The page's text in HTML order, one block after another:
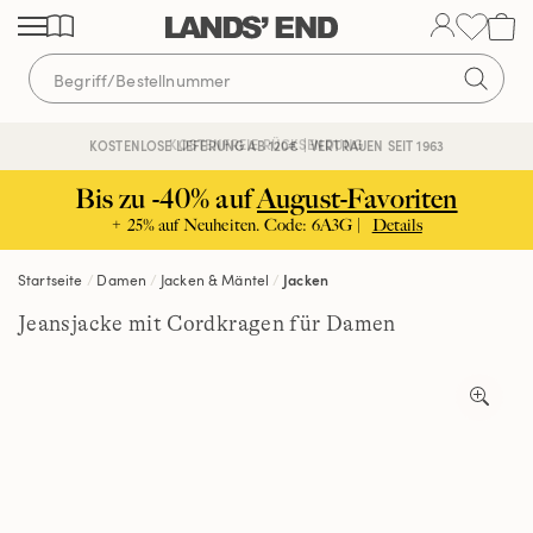
Direkt
zum
Inhalt
Direkt
zur
Navigation
Direkt
zur
Suche
KOSTENLOSE LIEFERUNG AB 120€ | VERTRAUEN SEIT 1963
KOSTENFREIE RÜCKSENDUNG
Bis zu -40% aufAugust-Favoriten
+ 25% auf Neuheiten. Code: 6A3G | Details
Startseite Damen Jacken & Mäntel Jacken
Jeansjacke mit Cordkragen für Damen